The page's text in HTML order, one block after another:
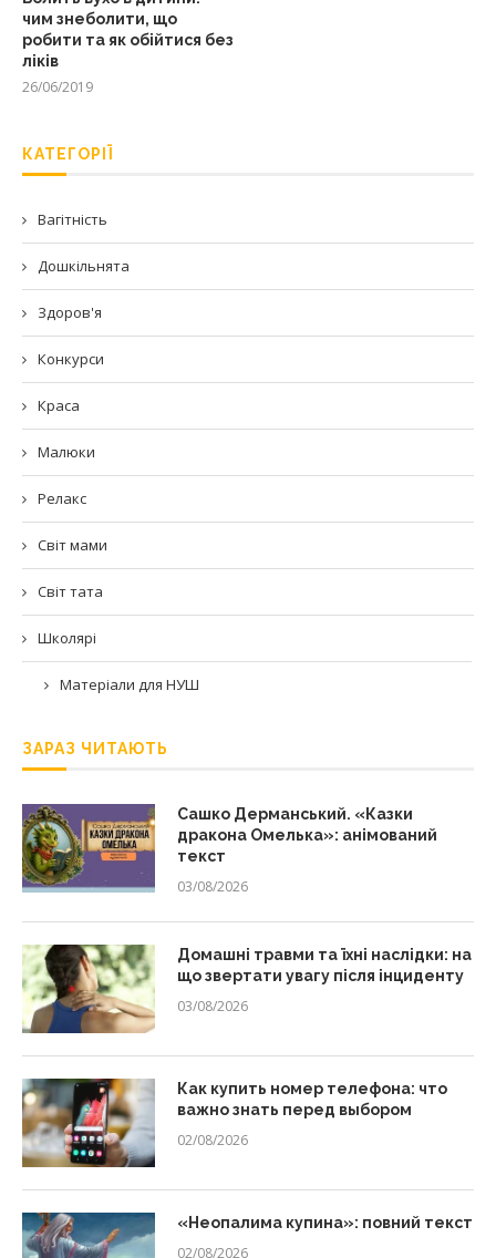
чим знеболити, що
робити та як обійтися без
ліків
26/06/2019
КАТЕГОРІЇ
Вагітність
Дошкільнята
Здоров'я
Конкурси
Краса
Малюки
Релакс
Світ мами
Світ тата
Школярі
Матеріали для НУШ
ЗАРАЗ ЧИТАЮТЬ
Сашко Дерманський. «Казки
дракона Омелька»: анімований
текст
03/08/2026
Домашні травми та їхні наслідки: на
що звертати увагу після інциденту
03/08/2026
Как купить номер телефона: что
важно знать перед выбором
02/08/2026
«Неопалима купина»: повний текст
02/08/2026